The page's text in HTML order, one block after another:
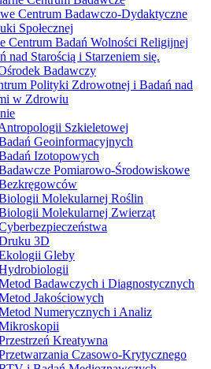
Centrum Badawczo-Dydaktyczne
Społecznej
Centrum Badań Wolności Religijnej
nad Starością i Starzeniem się.
Badawczy
Polityki Zdrowotnej i Badań nad
w Zdrowiu
Szkieletowej
Geoinformacyjnych
Izotopowych
Pomiarowo-Środowiskowe
Molekularnej Roślin
Molekularnej Zwierząt
3D
Gleby
Badawczych i Diagnostycznych
Jakościowych
Numerycznych i Analiz
Kreatywna
Czasowo-Krytycznego